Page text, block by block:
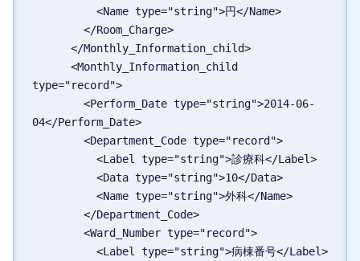
          <Name type="string">円</Name>
        </Room_Charge>
      </Monthly_Information_child>
type="record">
04</Perform_Date>
        <Department_Code type="record">
          <Label type="string">診療科</Label>
          <Data type="string">10</Data>
          <Name type="string">外科</Name>
        </Department_Code>
        <Ward_Number type="record">
          <Label type="string">病棟番号</Label>